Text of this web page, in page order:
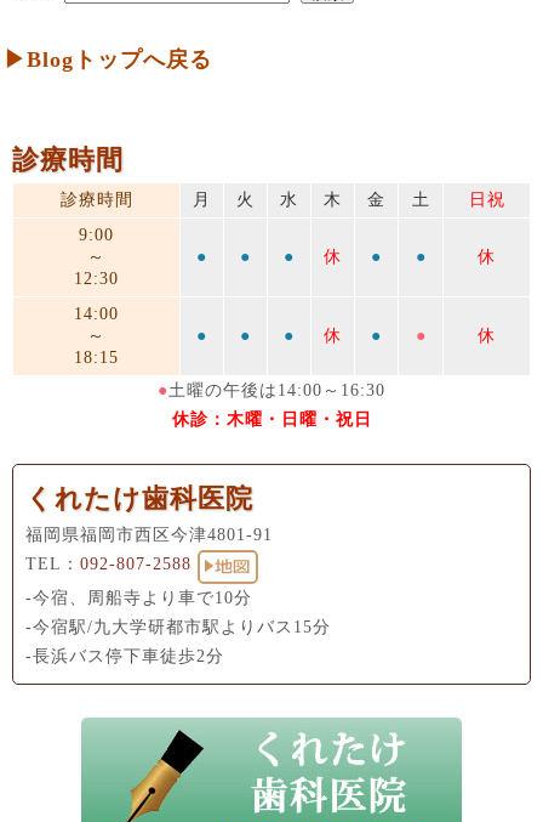
▶Blogトップへ戻る
診療時間
診療時間 月 火 水 木 金 土
日祝
9:00
～
12:30
● ● ● 休 ● ● 休
14:00
～
18:15
● ● ● 休 ● ● 休
●土曜の午後は14:00～16:30
休診：木曜・日曜・祝日
くれたけ歯科医院
福岡県福岡市西区今津4801-91
TEL： 092-807-2588
-今宿、周船寺より車で10分
-今宿駅/九大学研都市駅よりバス15分
-長浜バス停下車徒歩2分